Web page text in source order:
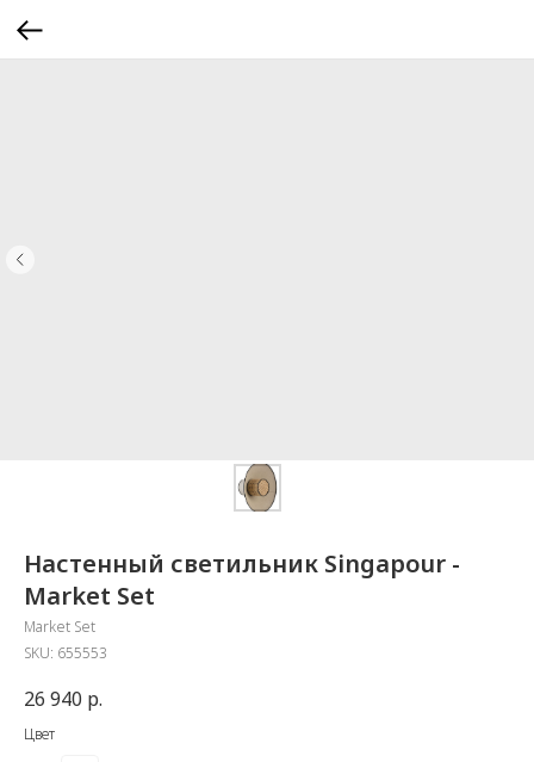
Настенный светильник Singapour -
Market Set
Market Set
SKU: 655553
26 940 р.
Цвет